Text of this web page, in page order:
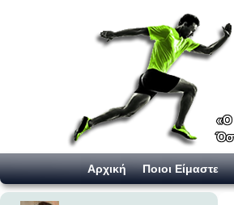
Skip to primary content
Skip to secondary content
Αρχική Ποιοι Είμαστε